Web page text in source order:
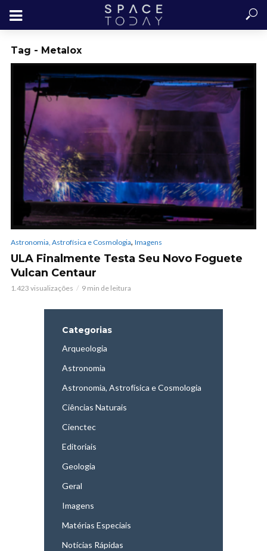
Tag - Metalox
Astronomia, Astrofísica e Cosmologia, Imagens
ULA Finalmente Testa Seu Novo Foguete
Vulcan Centaur
1.423 visualizações 9 min de leitura
Categorias
Arqueologia
Astronomia
Astronomia, Astrofísica e Cosmologia
Ciências Naturais
Cienctec
Editoriais
Geologia
Geral
Imagens
Matérias Especiais
Notícias Rápidas